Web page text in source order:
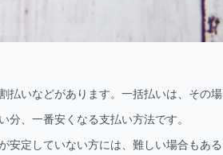
払いなどがあります。一括払いは、その場
、一番安くなる支払い方法です。
安定していない方には、難しい場合もある